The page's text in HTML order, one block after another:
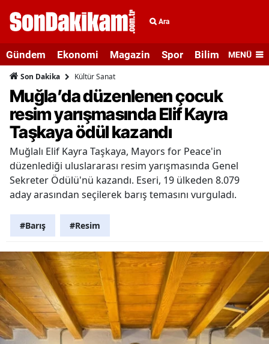
Ara
Gündem Ekonomi Magazin Spor Bilim veMENÜ
Son Dakika Kültür Sanat
Muğla’da düzenlenen çocuk
resim yarışmasında Elif Kayra
Taşkaya ödül kazandı
Muğlalı Elif Kayra Taşkaya, Mayors for Peace'in
düzenlediği uluslararası resim yarışmasında Genel
Sekreter Ödülü'nü kazandı. Eseri, 19 ülkeden 8.079
aday arasından seçilerek barış temasını vurguladı.
#Barış #Resim